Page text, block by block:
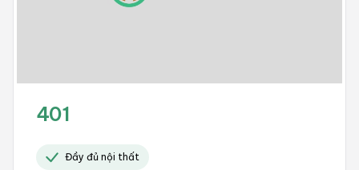
401
Đầy đủ nội thất